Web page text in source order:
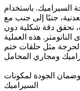
السيراميك. باستخدام
جنبًا إلى جنب مع
نحقق دقة شكلية دون
هذه العملية
مثل حلقات ختم
وضمان الجودة لمكونات
السيراميك